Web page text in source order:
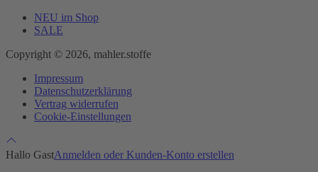
NEU im Shop
SALE
Copyright © 2026, mahler.stoffe
Impressum
Datenschutzerklärung
Vertrag widerrufen
Cookie-Einstellungen
Hallo GastAnmelden oder Kunden-Konto erstellen